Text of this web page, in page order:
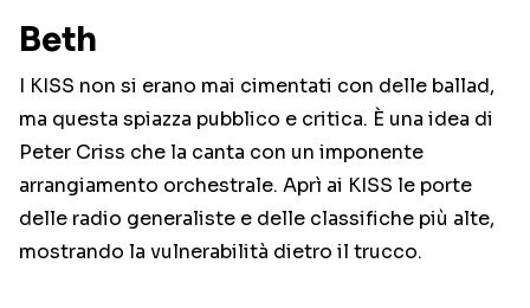
Beth
I KISS non si erano mai cimentati con delle ballad,
ma questa spiazza pubblico e critica. È una idea di
Peter Criss che la canta con un imponente
arrangiamento orchestrale. Aprì ai KISS le porte
delle radio generaliste e delle classifiche più alte,
mostrando la vulnerabilità dietro il trucco.